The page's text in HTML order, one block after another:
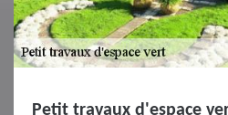
Petit travaux d'espace